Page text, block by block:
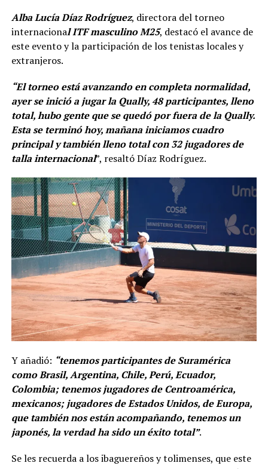
Alba Lucía Díaz Rodríguez, directora del torneo
internacional ITF masculino M25, destacó el avance de
este evento y la participación de los tenistas locales y
extranjeros.
“El torneo está avanzando en completa normalidad,
ayer se inició a jugar la Qually, 48 participantes, lleno
total, hubo gente que se quedó por fuera de la Qually.
Esta se terminó hoy, mañana iniciamos cuadro
principal y también lleno total con 32 jugadores de
talla internacional”, resaltó Díaz Rodríguez.
Y añadió: “tenemos participantes de Suramérica
como Brasil, Argentina, Chile, Perú, Ecuador,
Colombia; tenemos jugadores de Centroamérica,
mexicanos; jugadores de Estados Unidos, de Europa,
que también nos están acompañando, tenemos un
japonés, la verdad ha sido un éxito total”.
Se les recuerda a los ibaguereños y tolimenses, que este